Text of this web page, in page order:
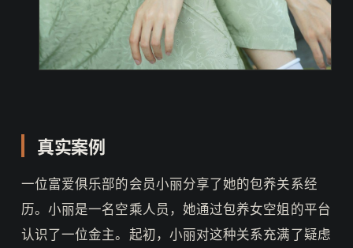
真实案例
一位富爱俱乐部的会员小丽分享了她的包养关系经
历。小丽是一名空乘人员，她通过包养女空姐的平台
认识了一位金主。起初，小丽对这种关系充满了疑虑